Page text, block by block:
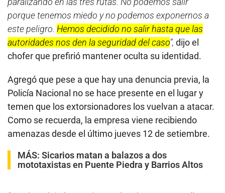
porque tenemos miedo y no podemos exponernos a
este peligro. Hemos decidido no salir hasta que las
autoridades nos den la seguridad del caso”, dijo el
chofer que prefirió mantener oculta su identidad.
Agregó que pese a que hay una denuncia previa, la
Policía Nacional no se hace presente en el lugar y
temen que los extorsionadores los vuelvan a atacar.
Como se recuerda, la empresa viene recibiendo
amenazas desde el último jueves 12 de setiembre.
MÁS: Sicarios matan a balazos a dos
mototaxistas en Puente Piedra y Barrios Altos